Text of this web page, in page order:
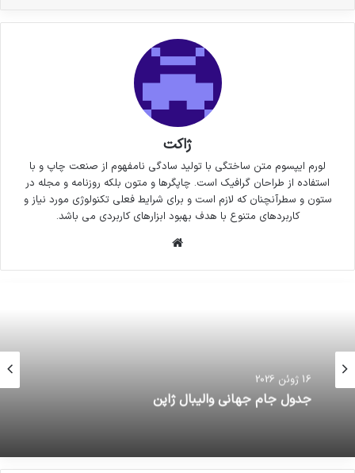
ظریف همچنین در این گفتگوی تلفنی ابراز امیدواری
کرد با انجام گفتگوهای درون یمنی و تشکیل دولت
فراگیر شاهد استقرار و ثبات این کشور باشیم.
6 نکته‌ی مهم برای گرفتن عکس‌های
جذاب‌تر در سفر
3 جولای 2021
خداحافظی زود هنگام بازیکن تیم
ژاکت
لورم ایپسوم متن ساختگی با تولید سادگی نامفهوم از صنعت چاپ و با
استفاده از طراحان گرافیک است. چاپگرها و متون بلکه روزنامه و مجله در
ستون و سطرآنچنان که لازم است و برای شرایط فعلی تکنولوژی مورد نیاز و
کاربردهای متنوع با هدف بهبود ابزارهای کاربردی می باشد.
16 ژوئن 2026
جدول جام جهانی والیبال ژاپن